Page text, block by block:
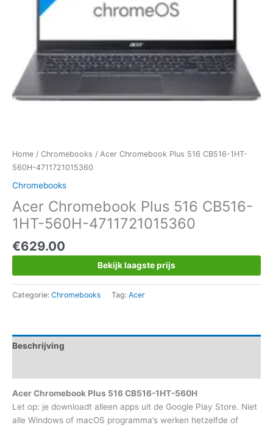
Home / Chromebooks / Acer Chromebook Plus 516 CB516-1HT-
560H-4711721015360
Chromebooks
Acer Chromebook Plus 516 CB516-
1HT-560H-4711721015360
€629.00
Bekijk laagste prijs
Categorie: Chromebooks Tag: Acer
Beschrijving
Acer Chromebook Plus 516 CB516-1HT-560H
Let op: je downloadt alleen apps uit de Google Play Store. Niet
alle Windows of macOS programma’s werken hetzelfde of